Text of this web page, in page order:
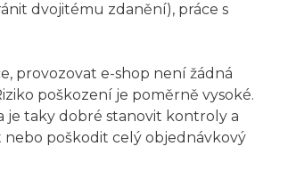
dvojitému zdanění), práce s
provozovat e-shop není žádná
poškození je poměrně vysoké.
je taky dobré stanovit kontroly a
poškodit celý objednávkový